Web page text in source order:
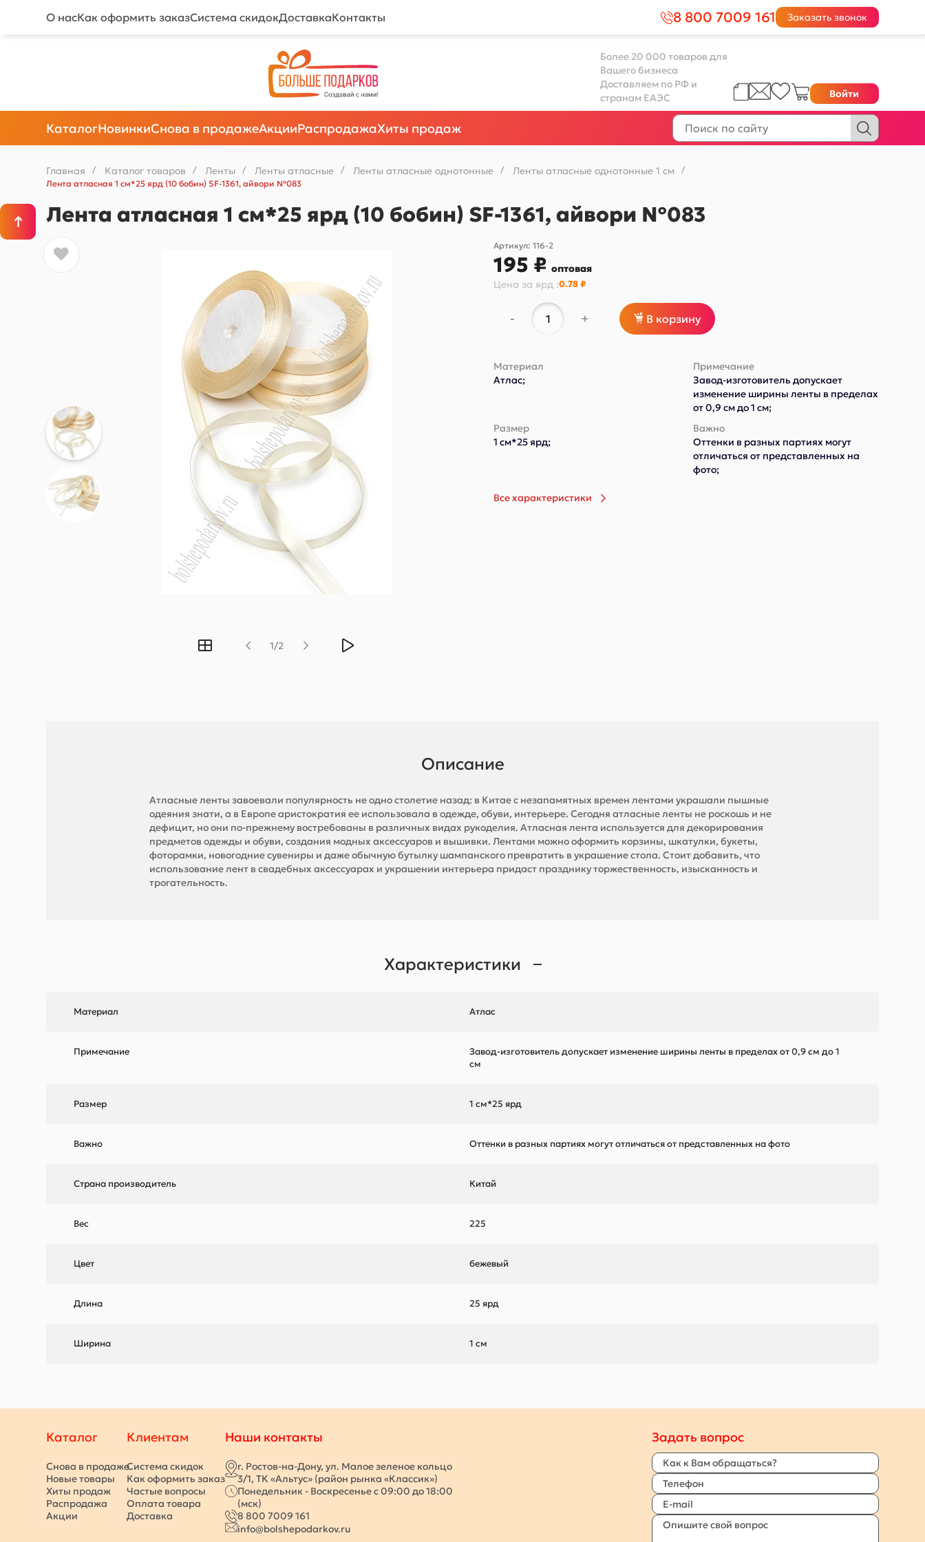
О насКак оформить заказСистема скидокДоставкаКонтакты 8 800 7009 161 Заказать звонок
Более 20 000 товаров для
Вашего бизнеса
Доставляем по РФ и
странам ЕАЭС
Войти
КаталогНовинкиСнова в продажеАкцииРаспродажаХиты продаж
Главная / Каталог товаров / Ленты / Ленты атласные / Ленты атласные однотонные / Ленты атласные однотонные 1 см
/
Лента атласная 1 см*25 ярд (10 бобин) SF-1361, айвори №083
Лента атласная 1 см*25 ярд (10 бобин) SF-1361, айвори №083
1/2
Артикул:116-2
195 ₽оптовая
Цена за ярд :0.78 ₽
- + В корзину
Материал
Атлас;
Примечание
Завод-изготовитель допускает
изменение ширины ленты в пределах
от 0,9 см до 1 см;
Размер
1 см*25 ярд;
Важно
Оттенки в разных партиях могут
отличаться от представленных на
фото;
Все характеристики
Описание
Атласные ленты завоевали популярность не одно столетие назад: в Китае с незапамятных времен лентами украшали пышные
одеяния знати, а в Европе аристократия ее использовала в одежде, обуви, интерьере. Сегодня атласные ленты не роскошь и не
дефицит, но они по-прежнему востребованы в различных видах рукоделия. Атласная лента используется для декорирования
предметов одежды и обуви, создания модных аксессуаров и вышивки. Лентами можно оформить корзины, шкатулки, букеты,
фоторамки, новогодние сувениры и даже обычную бутылку шампанского превратить в украшение стола. Стоит добавить, что
использование лент в свадебных аксессуарах и украшении интерьера придаст празднику торжественность, изысканность и
трогательность.
Характеристики
Материал Атлас
Примечание
Завод-изготовитель допускает изменение ширины ленты в пределах от 0,9 см до 1
см
Размер 1 см*25 ярд
Важно Оттенки в разных партиях могут отличаться от представленных на фото
Страна производитель Китай
Вес 225
Цвет бежевый
Длина 25 ярд
Ширина 1 см
Каталог
Снова в продаже
Новые товары
Хиты продаж
Распродажа
Акции
Клиентам
Система скидок
Как оформить заказ
Частые вопросы
Оплата товара
Доставка
Наши контакты
г. Ростов-на-Дону, ул. Малое зеленое кольцо
3/1, ТК «Альтус» (район рынка «Классик»)
Понедельник - Воскресенье с 09:00 до 18:00
(мск)
8 800 7009 161
info@bolshepodarkov.ru
Задать вопрос